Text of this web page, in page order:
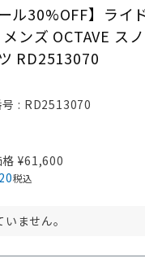
ール30%OFF】ライ
ンズ OCTAVE ス
RD2513070
RD2513070
¥61,600
税込
ません。